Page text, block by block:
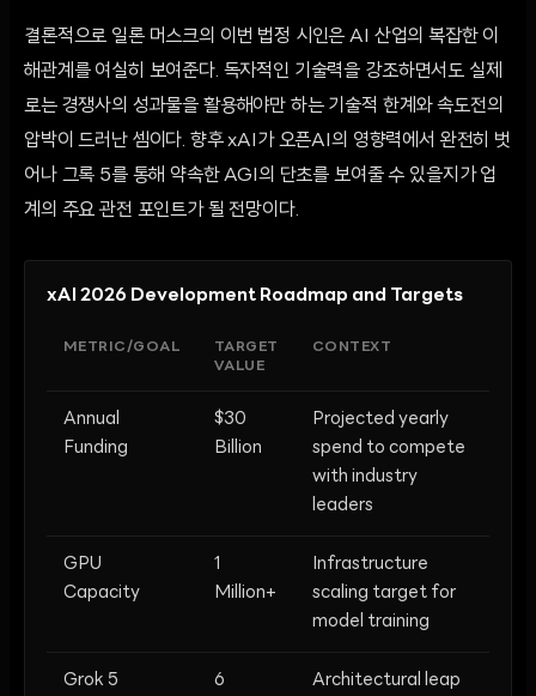
결론적으로 일론 머스크의 이번 법정 시인은 AI 산업의 복잡한 이
해관계를 여실히 보여준다. 독자적인 기술력을 강조하면서도 실제
로는 경쟁사의 성과물을 활용해야만 하는 기술적 한계와 속도전의
압박이 드러난 셈이다. 향후 xAI가 오픈AI의 영향력에서 완전히 벗
어나 그록 5를 통해 약속한 AGI의 단초를 보여줄 수 있을지가 업
계의 주요 관전 포인트가 될 전망이다.
xAI 2026 Development Roadmap and Targets
METRIC/GOAL
TARGET
VALUE
CONTEXT
Annual
Funding
$30
Billion
Projected yearly
spend to compete
with industry
leaders
GPU
Capacity
1
Million+
Infrastructure
scaling target for
model training
Grok 5
6
Architectural leap